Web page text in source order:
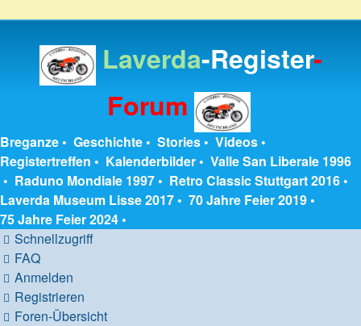
Laverda-Register-
Forum
Breganze• Geschichte• Stories• Videos•
Registertreffen • Kalenderbilder• Valle San Liberale 1996
• Raduno Mondiale 1997• Retro Classic Stuttgart 2016•
Laverda Museum Lisse 2017• 70 Jahre Feier 2019•
75 Jahre Feier 2024•
Schnellzugriff
FAQ
Anmelden
Registrieren
Foren-Übersicht